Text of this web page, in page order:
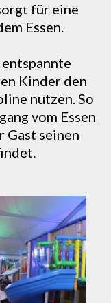
für eine
Essen.
Kinder den
nutzen. So
vom Essen
Gast seinen